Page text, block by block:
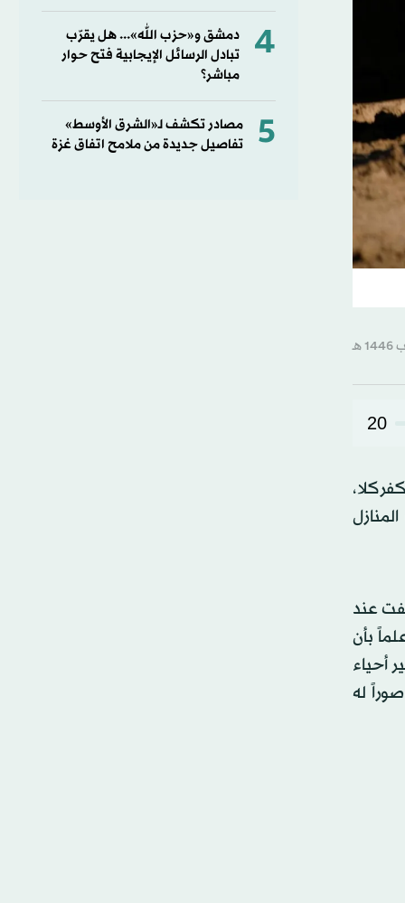
20
عند
بأن
أحياء
له
4
دمشق و«حزب الله»... هل يقرّب
تبادل الرسائل الإيجابية فتح حوار
مباشر؟
5
مصادر تكشف لـ«الشرق الأوسط»
تفاصيل جديدة من ملامح اتفاق غزة